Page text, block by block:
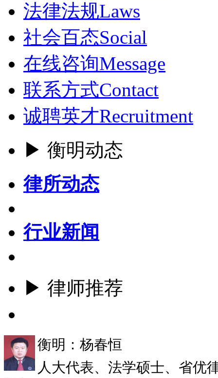
法律法规Laws
社会百态Social
在线咨询Message
联系方式Contact
诚聘英才Recruitment
▶ 衡明动态
律所动态
行业新闻
▶ 律师推荐
衡明：杨春恒
人大代表、法学硕士、省优